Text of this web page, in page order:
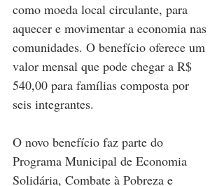
como moeda local circulante, para
aquecer e movimentar a economia nas
comunidades. O benefício oferece um
valor mensal que pode chegar a R$
540,00 para famílias composta por
seis integrantes.
O novo benefício faz parte do
Programa Municipal de Economia
Solidária, Combate à Pobreza e